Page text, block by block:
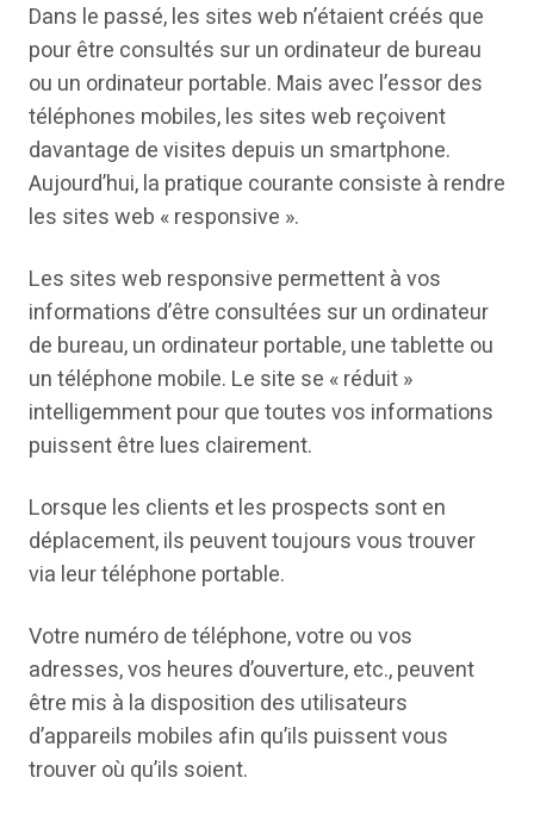
Dans le passé, les sites web n’étaient créés que
pour être consultés sur un ordinateur de bureau
ou un ordinateur portable. Mais avec l’essor des
téléphones mobiles, les sites web reçoivent
davantage de visites depuis un smartphone.
Aujourd’hui, la pratique courante consiste à rendre
les sites web « responsive ».
Les sites web responsive permettent à vos
informations d’être consultées sur un ordinateur
de bureau, un ordinateur portable, une tablette ou
un téléphone mobile. Le site se « réduit »
intelligemment pour que toutes vos informations
puissent être lues clairement.
Lorsque les clients et les prospects sont en
déplacement, ils peuvent toujours vous trouver
via leur téléphone portable.
Votre numéro de téléphone, votre ou vos
adresses, vos heures d’ouverture, etc., peuvent
être mis à la disposition des utilisateurs
d’appareils mobiles afin qu’ils puissent vous
trouver où qu’ils soient.